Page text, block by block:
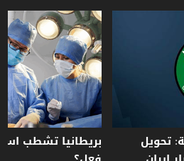
تحويل
بريطانيا تشطب